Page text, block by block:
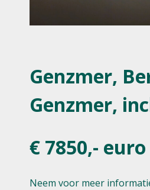
Genzmer,
Genzmer,
€ 7850,- euro
Neem voor meer